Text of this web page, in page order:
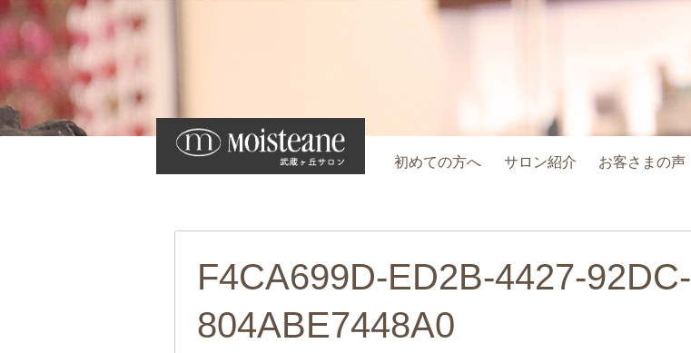
初めての方へ サロン紹介 お客さまの声
F4CA699D-ED2B-4427-92DC-
804ABE7448A0